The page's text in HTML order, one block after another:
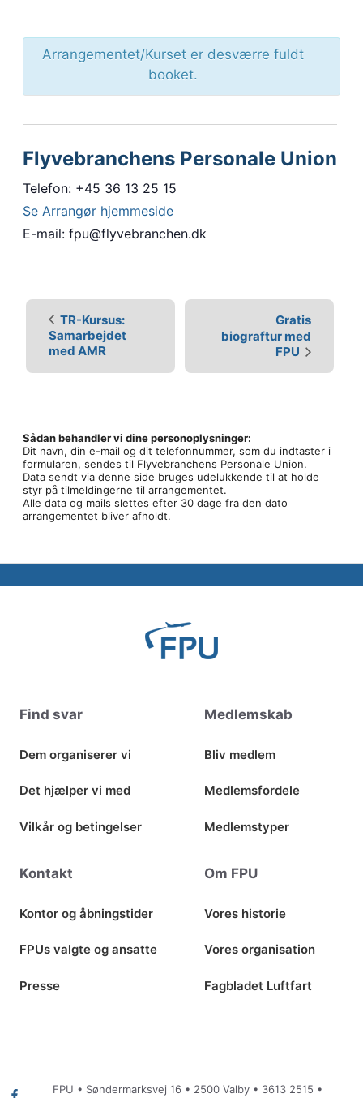
Arrangementet/Kurset er desværre fuldt
booket.
Flyvebranchens Personale Union
Telefon: +45 36 13 25 15
Se Arrangør hjemmeside
E-mail: fpu@flyvebranchen.dk
B
i
n
h
e
d
N
v
i
o
TR-Kursus:
Samarbejdet
med AMR
Gratis
biograftur med
FPU
Sådan behandler vi dine personoplysninger:
Dit navn, din e-mail og dit telefonnummer, som du indtaster i
formularen, sendes til Flyvebranchens Personale Union.
Data sendt via denne side bruges udelukkende til at holde
styr på tilmeldingerne til arrangementet.
Alle data og mails slettes efter 30 dage fra den dato
arrangementet bliver afholdt.
Find svar
Dem organiserer vi
Det hjælper vi med
Vilkår og betingelser
Medlemskab
Bliv medlem
Medlemsfordele
Medlemstyper
Kontakt
Kontor og åbningstider
FPUs valgte og ansatte
Presse
Om FPU
Vores historie
Vores organisation
Fagbladet Luftfart
FPU • Søndermarksvej 16 • 2500 Valby • 3613 2515 •